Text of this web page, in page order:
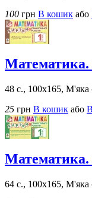
100 грн В кошик або
Математика.
48 с., 100х165, М'яка
25 грн В кошик або
Математика.
64 с., 100х165, М'яка